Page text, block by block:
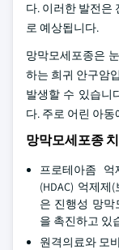
다. 이러한 발전은
로 예상됩니다.
망막모세포종은
하는 희귀 안구암
발생할 수 있습니
다. 주로 어린 아
망막모세포종
프로테아좀
(HDAC) 억제
은 진행성 망
을 촉진하고 있
원격의료와 모